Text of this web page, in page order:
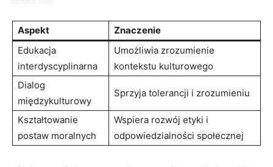
Aspekt
Znaczenie
Edukacja
interdyscyplinarna
Umożliwia zrozumienie
kontekstu kulturowego
Dialog
międzykulturowy
Sprzyja tolerancji i zrozumieniu
Kształtowanie
postaw moralnych
Wspiera rozwój etyki i
odpowiedzialności społecznej